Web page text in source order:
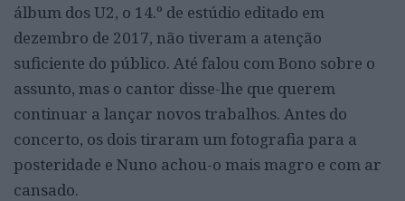
álbum dos U2, o 14.º de estúdio editado em
dezembro de 2017, não tiveram a atenção
suficiente do público. Até falou com Bono sobre o
assunto, mas o cantor disse-lhe que querem
continuar a lançar novos trabalhos. Antes do
concerto, os dois tiraram um fotografia para a
posteridade e Nuno achou-o mais magro e com ar
cansado.